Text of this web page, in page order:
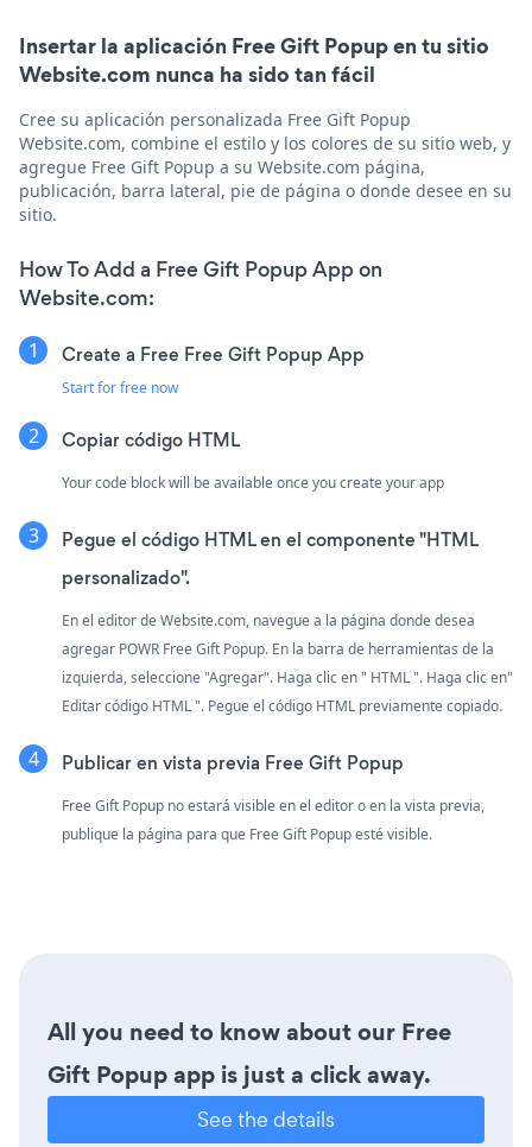
Insertar la aplicación Free Gift Popup en tu sitio
Website.com nunca ha sido tan fácil
Cree su aplicación personalizada Free Gift Popup
Website.com, combine el estilo y los colores de su sitio web, y
agregue Free Gift Popup a su Website.com página,
publicación, barra lateral, pie de página o donde desee en su
sitio.
How To Add a Free Gift Popup App on
Website.com:
Create a Free Free Gift Popup App
Start for free now
Copiar código HTML
Your code block will be available once you create your app
Pegue el código HTML en el componente "HTML
personalizado".
En el editor de Website.com, navegue a la página donde desea
agregar POWR Free Gift Popup. En la barra de herramientas de la
izquierda, seleccione "Agregar". Haga clic en " HTML ". Haga clic en"
Editar código HTML ". Pegue el código HTML previamente copiado.
Publicar en vista previa Free Gift Popup
Free Gift Popup no estará visible en el editor o en la vista previa,
publique la página para que Free Gift Popup esté visible.
All you need to know about our Free
Gift Popup app is just a click away.
See the details